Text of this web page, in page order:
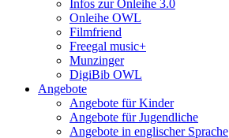
Infos zur Onleihe 3.0
Onleihe OWL
Filmfriend
Freegal music+
Munzinger
DigiBib OWL
Angebote
Angebote für Kinder
Angebote für Jugendliche
Angebote in englischer Sprache